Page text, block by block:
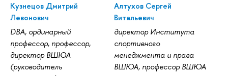
Кузнецов Дмитрий
Левонович
DBA, ординарный
профессор, профессор,
директор ВШЮА
(руководитель
Алтухов Сергей
Витальевич
директор Института
спортивного
менеджмента и права
ВШЮА, профессор ВШЮА